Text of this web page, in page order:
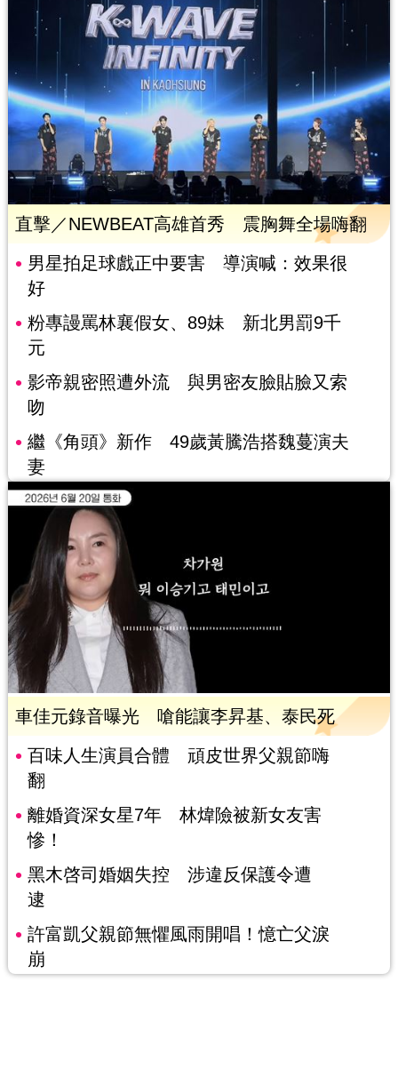
直擊／NEWBEAT高雄首秀 震胸舞全場嗨翻
男星拍足球戲正中要害 導演喊：效果很
好
粉專謾罵林襄假女、89妹 新北男罰9千
元
影帝親密照遭外流 與男密友臉貼臉又索
吻
繼《角頭》新作 49歲黃騰浩搭魏蔓演夫
妻
車佳元錄音曝光 嗆能讓李昇基、泰民死
百味人生演員合體 頑皮世界父親節嗨
翻
離婚資深女星7年 林煒險被新女友害
慘！
黑木啓司婚姻失控 涉違反保護令遭
逮
許富凱父親節無懼風雨開唱！憶亡父淚
崩